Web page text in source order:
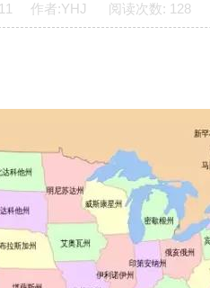
11 作者:YHJ 阅读次数: 128